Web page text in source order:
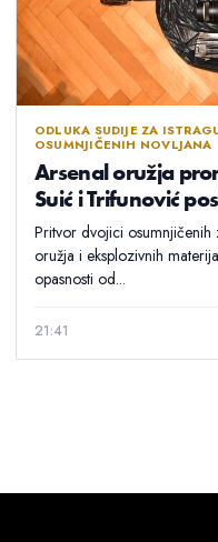
ODLUKA SUDIJE ZA
OSUMNJIČENIH NOVLJANA
Arsenal oružja
Suić i Trifunović
Pritvor dvojici
oružja i eksplozivnih
opasnosti od...
21:41